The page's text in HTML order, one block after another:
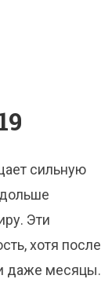
сильную
Эти
хотя после
даже месяцы.